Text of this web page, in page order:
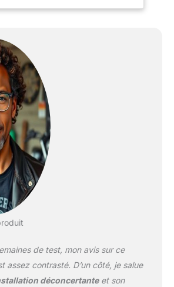
européens.
LOCALISATION GPS EN
TEMPS RÉEL : Consultez
la position de votre
tracker à tout moment
depuis l'application
Invoxia. Accédez à
l'historique complet des
trajets, partagez votre
position et exportez
facilement les
instantanément une
alerte en cas de
mouvement suspect.
de test, mon avis sur ce
assez contrasté. D’un côté, je salue
déconcertanteet son